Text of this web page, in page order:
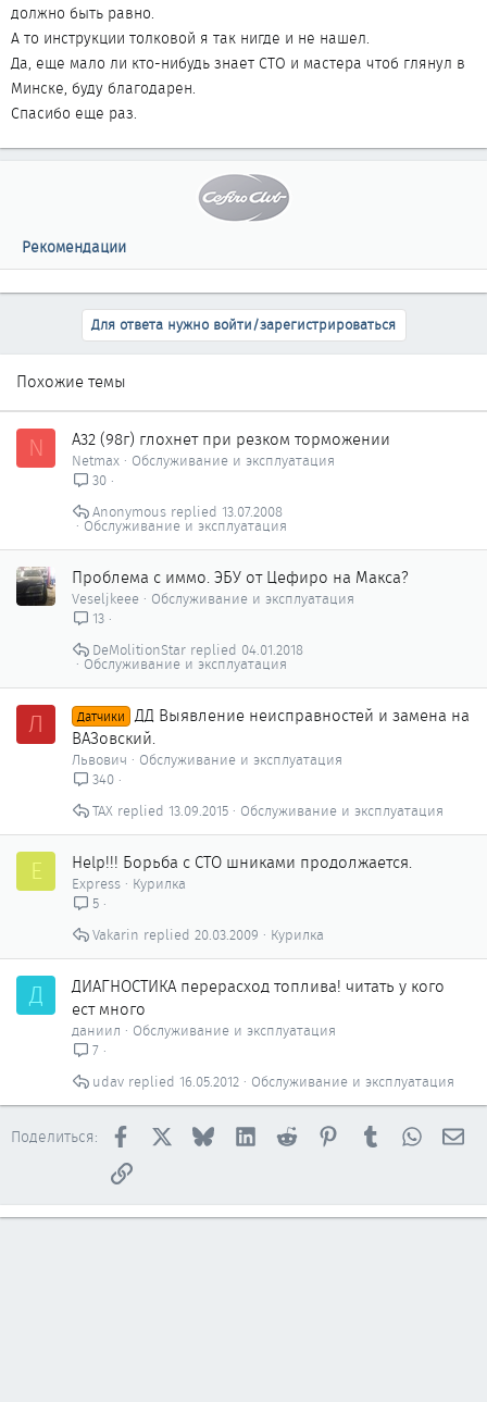
должно быть равно.
А то инструкции толковой я так нигде и не нашел.
Да, еще мало ли кто-нибудь знает СТО и мастера чтоб глянул в
Минске, буду благодарен.
Спасибо еще раз.
Рекомендации
Для ответа нужно войти/зарегистрироваться
Похожие темы
N A32 (98г) глохнет при резком торможении
Netmax
Обслуживание и эксплуатация
30
Обслуживание и эксплуатация
13.07.2008
Anonymous
Проблема с иммо. ЭБУ от Цефиро на Макса?
Veseljkeee
Обслуживание и эксплуатация
13
Обслуживание и эксплуатация
04.01.2018
DeMolitionStar
Л Датчики
ДД Выявление неисправностей и замена на
ВАЗовский.
Львович
Обслуживание и эксплуатация
340
Обслуживание и эксплуатация
13.09.2015
ТАХ
E Help!!! Борьба с СТО шниками продолжается.
Express
Курилка
5
Курилка
20.03.2009
Vakarin
Д
ДИАГНОСТИКА перерасход топлива! читать у кого
ест много
даниил
Обслуживание и эксплуатация
7
Обслуживание и эксплуатация
16.05.2012
udav
Поделиться: Facebook BlueskyLinkedInReddit PinterestTumblr
Ссылка